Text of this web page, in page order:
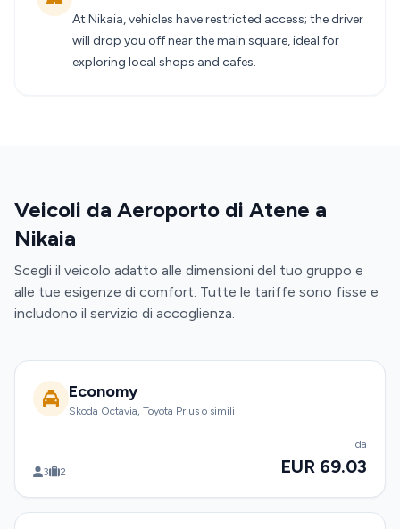
At Nikaia, vehicles have restricted access; the driver
will drop you off near the main square, ideal for
exploring local shops and cafes.
Veicoli da Aeroporto di Atene a
Nikaia
Scegli il veicolo adatto alle dimensioni del tuo gruppo e
alle tue esigenze di comfort. Tutte le tariffe sono fisse e
includono il servizio di accoglienza.
Economy
Skoda Octavia, Toyota Prius o simili
3 2
da
EUR 69.03